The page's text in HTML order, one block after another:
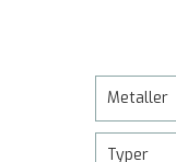
Metaller
Typer